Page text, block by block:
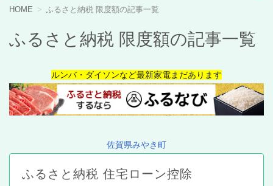
コ
ン
動
HOME ふるさと納税 限度額の記事一覧
ふるさと納税 限度額の記事一覧
ルンバ・ダイソンなど最新家電まだあります
佐賀県みやき町
ふるさと納税 住宅ローン控除